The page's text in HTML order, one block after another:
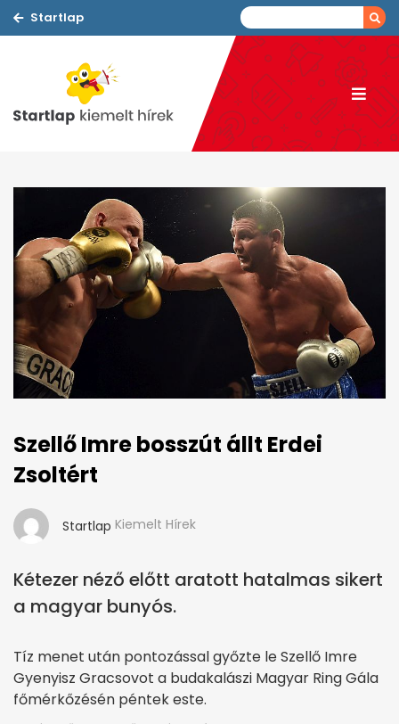
Startlap
Szellő Imre bosszút állt Erdei
Zsoltért
Startlap Kiemelt Hírek
Kétezer néző előtt aratott hatalmas sikert
a magyar bunyós.
Tíz menet után pontozással győzte le Szellő Imre
Gyenyisz Gracsovot a budakalászi Magyar Ring Gála
főmérkőzésén péntek este.